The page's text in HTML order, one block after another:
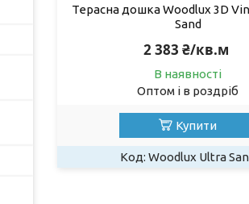
Терасна дошка Woodlux 3D
Sand
2 383 ₴/кв.м
В наявності
Оптом і в роздріб
Купити
Woodlux Ultra